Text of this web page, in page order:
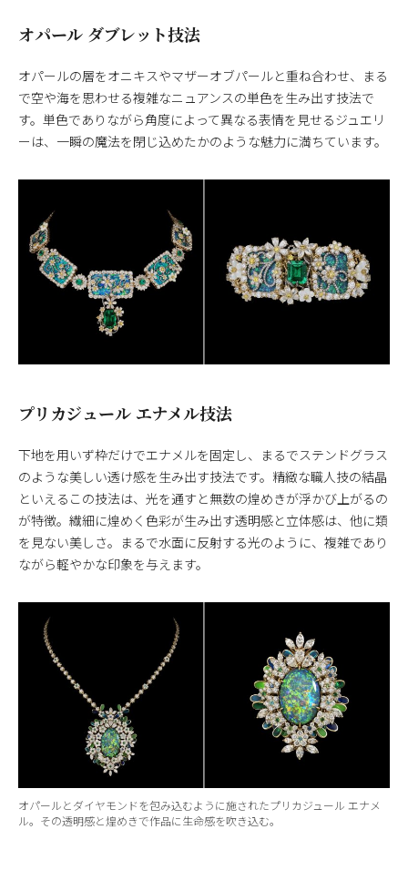
オパール ダブレット技法
オパールの層をオニキスやマザーオブパールと重ね合わせ、まる
で空や海を思わせる複雑なニュアンスの単色を生み出す技法で
す。単色でありながら角度によって異なる表情を見せるジュエリ
ーは、一瞬の魔法を閉じ込めたかのような魅力に満ちています。
プリカジュール エナメル技法
下地を用いず枠だけでエナメルを固定し、まるでステンドグラス
のような美しい透け感を生み出す技法です。精緻な職人技の結晶
といえるこの技法は、光を通すと無数の煌めきが浮かび上がるの
が特徴。繊細に煌めく色彩が生み出す透明感と立体感は、他に類
を見ない美しさ。まるで水面に反射する光のように、複雑であり
ながら軽やかな印象を与えます。
オパールとダイヤモンドを包み込むように施されたプリカジュール エナメ
ル。その透明感と煌めきで作品に生命感を吹き込む。